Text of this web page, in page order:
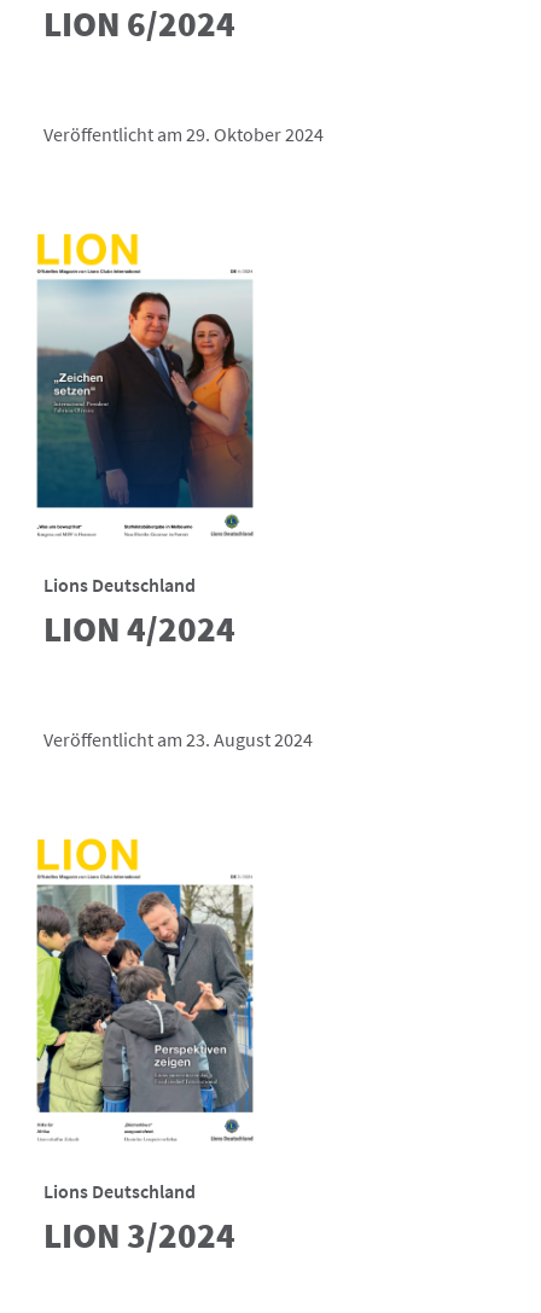
LION 6/2024
Veröffentlicht am 29. Oktober 2024
Lions Deutschland
LION 4/2024
Veröffentlicht am 23. August 2024
Lions Deutschland
LION 3/2024